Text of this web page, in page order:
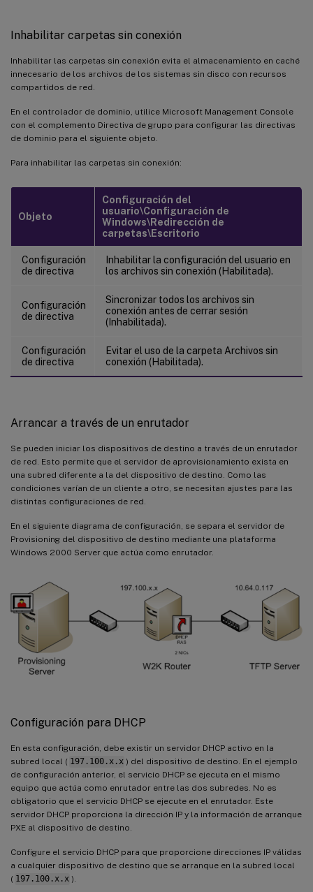
Inhabilitar carpetas sin conexión
Inhabilitar las carpetas sin conexión evita el almacenamiento en caché
innecesario de los archivos de los sistemas sin disco con recursos
compartidos de red.
En el controlador de dominio, utilice Microsoft Management Console
con el complemento Directiva de grupo para configurar las directivas
de dominio para el siguiente objeto.
Para inhabilitar las carpetas sin conexión:
Objeto
Configuración del
usuario\Configuración de
Windows\Redirección de
carpetas\Escritorio
Configuración
de directiva
Inhabilitar la configuración del usuario en
los archivos sin conexión (Habilitada).
Configuración
de directiva
Sincronizar todos los archivos sin
conexión antes de cerrar sesión
(Inhabilitada).
Configuración
de directiva
Evitar el uso de la carpeta Archivos sin
conexión (Habilitada).
Arrancar a través de un enrutador
Se pueden iniciar los dispositivos de destino a través de un enrutador
de red. Esto permite que el servidor de aprovisionamiento exista en
una subred diferente a la del dispositivo de destino. Como las
condiciones varían de un cliente a otro, se necesitan ajustes para las
distintas configuraciones de red.
En el siguiente diagrama de configuración, se separa el servidor de
Provisioning del dispositivo de destino mediante una plataforma
Windows 2000 Server que actúa como enrutador.
Configuración para DHCP
En esta configuración, debe existir un servidor DHCP activo en la
subred local ( 197.100.x.x ) del dispositivo de destino. En el ejemplo
de configuración anterior, el servicio DHCP se ejecuta en el mismo
equipo que actúa como enrutador entre las dos subredes. No es
obligatorio que el servicio DHCP se ejecute en el enrutador. Este
servidor DHCP proporciona la dirección IP y la información de arranque
PXE al dispositivo de destino.
Configure el servicio DHCP para que proporcione direcciones IP válidas
a cualquier dispositivo de destino que se arranque en la subred local
( 197.100.x.x ).